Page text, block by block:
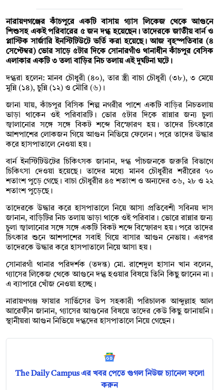
নারায়ণগঞ্জের কাঁচপুরে একটি বাসায় গ্যাস লিকেজ থেকে আগুনে
শিশুসহ একই পরিবারের ৫ জন দগ্ধ হয়েছেন। তাদেরকে জাতীয় বার্ন ও
প্লাস্টিক সার্জারি ইনস্টিটিউটে ভর্তি করা হয়েছে। আজ বৃহস্পতিবার (৪
সেপ্টেম্বর) ভোর সাড়ে ৫টার দিকে সোনারগাঁও থানাধীন কাঁচপুর বেসিক
এলাকার একটি ৩ তলা বাড়ির নিচ তলায় এই দুর্ঘটনা ঘটে।
দগ্ধরা হলেন: মানব চৌধুরী (৪০), তার স্ত্রী বাচা চৌধুরী (৩৮), ৩ মেয়ে
মুন্নি (১৪), চুন্নি (১২) ও মৌরি (৬)।
জানা যায়, কাঁচপুর বিসিক শিল্প নগরীর পাশে একটি বাড়ির নিচতলায়
ভাড়া থাকেন ওই পরিবারটি। ভোর ৫টার দিকে রান্নার জন্য চুলা
জ্বালানোর সঙ্গে সঙ্গে বিকট শব্দে বিস্ফোরণ হয়। তাদের চিৎকারে
আশপাশের লোকজন গিয়ে আগুন নিভিয়ে ফেলেন। পরে তাদের উদ্ধার
করে হাসপাতালে নেওয়া হয়।
বার্ন ইনস্টিটিউটের চিকিৎসক জানান, দগ্ধ পাঁচজনকে জরুরি বিভাগে
চিকিৎসা দেওয়া হয়েছে। তাদের মধ্যে মানব চৌধুরীর শরীরের ৭০
শতাংশ পুড়ে গেছে। বাচা চৌধুরীর ৪৫ শতাংশ ও অন্যদের ৩৬, ২৮ ও ২২
শতাংশ পুড়েছে।
তাদেরকে উদ্ধার করে হাসপাতালে নিয়ে আসা প্রতিবেশী সবিনয় দাস
জানান, বাড়িটির নিচ তলায় ভাড়া থাকে ওই পরিবার। ভোরে রান্নার জন্য
চুলা জ্বালানোর সঙ্গে সঙ্গে একটি বিকট শব্দে বিস্ফোরণ হয়। পরে তাদের
চিৎকার শুনে আশপাশের সবাই গিয়ে বাসার আগুন নেভায়। এরপর
তাদেরকে উদ্ধার করে হাসপাতালে নিয়ে আসা হয়।
সোনারগাঁ থানার পরিদর্শক (তদন্ত) মো. রাশেদুল হাসান খান বলেন,
গ্যাসের লিকেজ থেকে আগুনে দগ্ধ হওয়ার বিষয়ে তিনি কিছু জানেন না।
এ ব্যাপারে খোঁজ নেওয়া হচ্ছে।
নারায়ণগঞ্জ ফায়ার সার্ভিসের উপ সহকারী পরিচালক আব্দুল্লাহ আল
আরেফীন জানান, গ্যাসের আগুনের বিষয়ে তাদের কেউ কিছু জানায়নি।
স্থানীয়রা আগুন নিভিয়ে দগ্ধদের হাসপাতালে নিয়ে গেছেন।
The Daily Campus এর খবর পেতে গুগল নিউজ চ্যানেল ফলো
করুন